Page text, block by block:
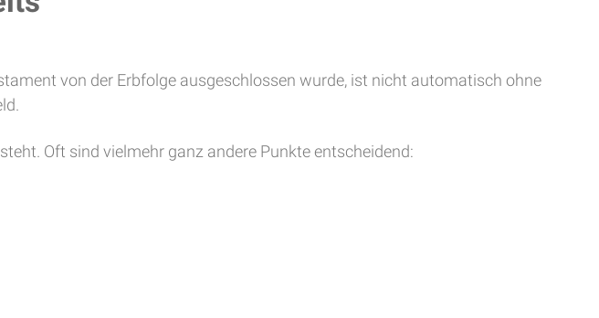
von der Erbfolge ausgeschlossen wurde, ist nicht automatisch ohne
Oft sind vielmehr ganz andere Punkte entscheidend: